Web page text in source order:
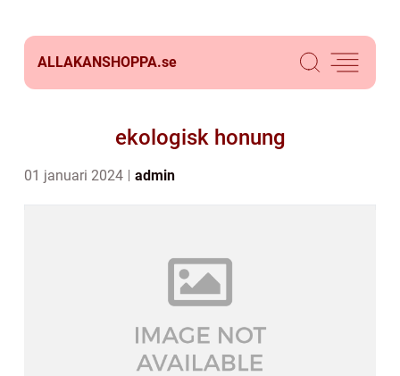
ALLAKANSHOPPA.se
ekologisk honung
01 januari 2024 admin